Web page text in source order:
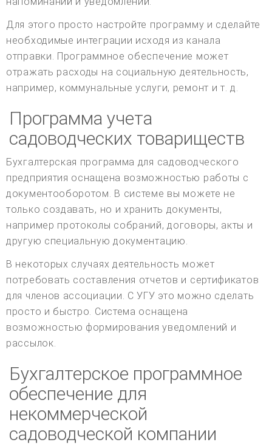
Для этого просто настройте программу и сделайте
необходимые интеграции исходя из канала
отправки. Программное обеспечение может
отражать расходы на социальную деятельность,
например, коммунальные услуги, ремонт и т. д.
Программа учета
садоводческих товариществ
Бухгалтерская программа для садоводческого
предприятия оснащена возможностью работы с
документооборотом. В системе вы можете не
только создавать, но и хранить документы,
например протоколы собраний, договоры, акты и
другую специальную документацию.
В некоторых случаях деятельность может
потребовать составления отчетов и сертификатов
для членов ассоциации. С УГУ это можно сделать
просто и быстро. Система оснащена
возможностью формирования уведомлений и
рассылок.
Бухгалтерское программное
обеспечение для
некоммерческой
садоводческой компании